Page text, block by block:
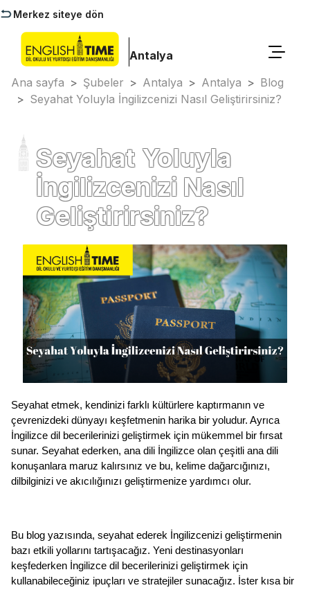
Merkez siteye dön
Antalya
Ana sayfa > Şubeler > Antalya > Antalya > Blog
> Seyahat Yoluyla İngilizcenizi Nasıl Geliştirirsiniz?
Seyahat Yoluyla
İngilizcenizi Nasıl
Geliştirirsiniz?
Seyahat etmek, kendinizi farklı kültürlere kaptırmanın ve
çevrenizdeki dünyayı keşfetmenin harika bir yoludur. Ayrıca
İngilizce dil becerilerinizi geliştirmek için mükemmel bir fırsat
sunar. Seyahat ederken, ana dili İngilizce olan çeşitli ana dili
konuşanlara maruz kalırsınız ve bu, kelime dağarcığınızı,
dilbilginizi ve akıcılığınızı geliştirmenize yardımcı olur.
Bu blog yazısında, seyahat ederek İngilizcenizi geliştirmenin
bazı etkili yollarını tartışacağız. Yeni destinasyonları
keşfederken İngilizce dil becerilerinizi geliştirmek için
kullanabileceğiniz ipuçları ve stratejiler sunacağız. İster kısa bir